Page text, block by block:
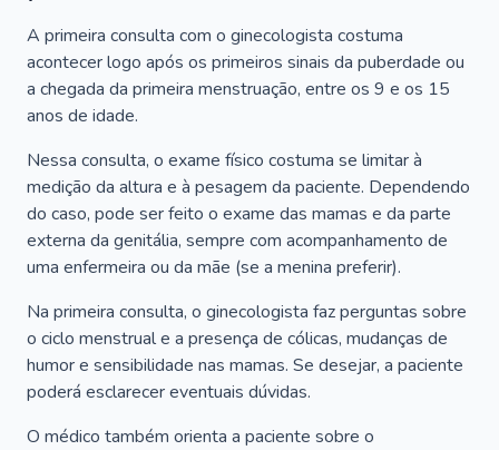
A primeira consulta com o ginecologista costuma
acontecer logo após os primeiros sinais da puberdade ou
a chegada da primeira menstruação, entre os 9 e os 15
anos de idade.
Nessa consulta, o exame físico costuma se limitar à
medição da altura e à pesagem da paciente. Dependendo
do caso, pode ser feito o exame das mamas e da parte
externa da genitália, sempre com acompanhamento de
uma enfermeira ou da mãe (se a menina preferir).
Na primeira consulta, o ginecologista faz perguntas sobre
o ciclo menstrual e a presença de cólicas, mudanças de
humor e sensibilidade nas mamas. Se desejar, a paciente
poderá esclarecer eventuais dúvidas.
O médico também orienta a paciente sobre o